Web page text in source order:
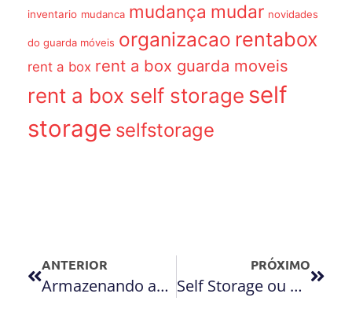
inventario mudanca mudança mudar novidades
do guarda móveis organizacao rentabox
rent a box rent a box guarda moveis
rent a box self storage self
storage selfstorage
ANTERIOR
Armazenando as fantasias de carnaval
PRÓXIMO
Self Storage ou Guarda Móveis tradicional?